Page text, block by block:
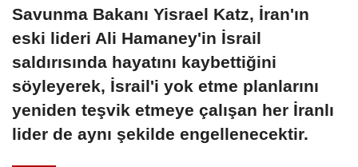
Savunma Bakanı Yisrael Katz, İran'ın
eski lideri Ali Hamaney'in İsrail
saldırısında hayatını kaybettiğini
söyleyerek, İsrail'i yok etme planlarını
yeniden teşvik etmeye çalışan her İranlı
lider de aynı şekilde engellenecektir.